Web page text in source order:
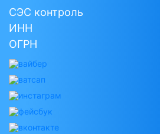
СЭС контроль
ИНН
ОГРН